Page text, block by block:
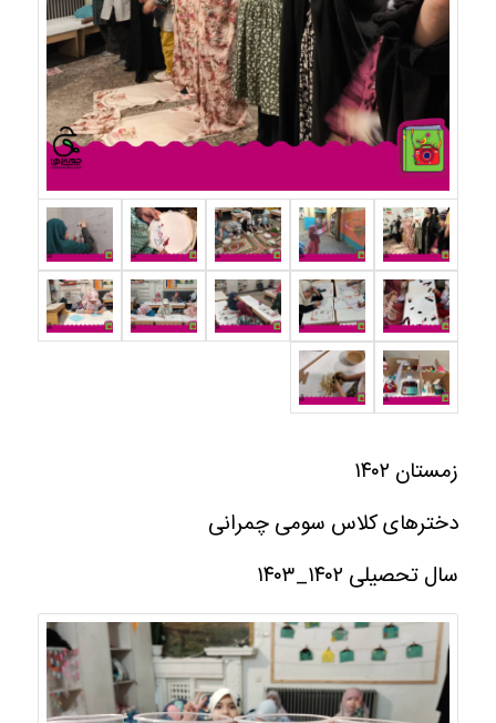
زمستان ۱۴۰۲
دخترهای کلاس سومی چمرانی
سال تحصیلی ۱۴۰۲_۱۴۰۳